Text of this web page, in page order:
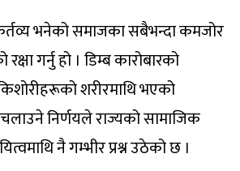
भनेको समाजका सबैभन्दा कमजोर
गर्नु हो । डिम्ब कारोबारको
शरीरमाथि भएको
निर्णयले राज्यको सामाजिक
नै गम्भीर प्रश्न उठेको छ ।